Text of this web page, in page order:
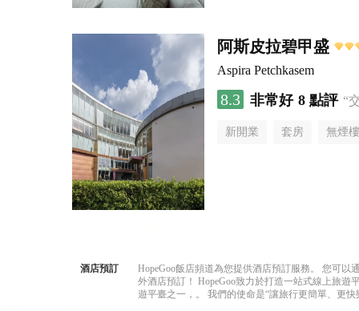
阿斯皮拉碧甲盛
Aspira Petchkasem
8.3 非常好 8 點評 “
新開業 套房 無煙
酒店預訂
HopeGoo飯店頻道為您提供酒店預訂服務。 您可
外酒店預訂！ HopeGoo致力於打造一站式線上旅
遊平臺之一，。 我們的使命是“讓旅行更簡單、更